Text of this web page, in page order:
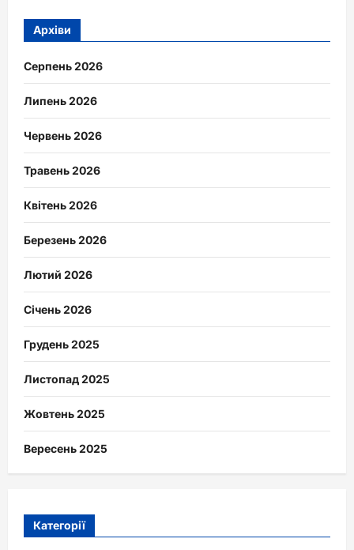
Архіви
Серпень 2026
Липень 2026
Червень 2026
Травень 2026
Квітень 2026
Березень 2026
Лютий 2026
Січень 2026
Грудень 2025
Листопад 2025
Жовтень 2025
Вересень 2025
Категорії